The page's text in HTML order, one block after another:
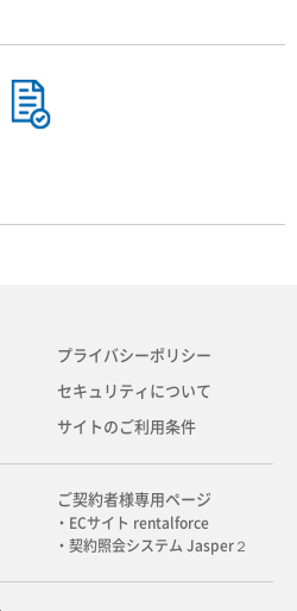
プライバシーポリシー
セキュリティについて
サイトのご利用条件
ご契約者様専用ページ
・ECサイト rentalforce
・契約照会システム Jasper２